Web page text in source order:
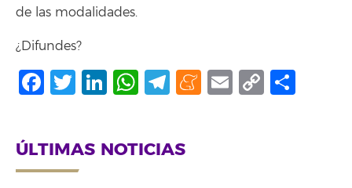
de las modalidades.
¿Difundes?
Facebook
Twitter
LinkedIn
WhatsApp
Telegram
Meneame
Email
Copy
ÚLTIMAS NOTICIAS